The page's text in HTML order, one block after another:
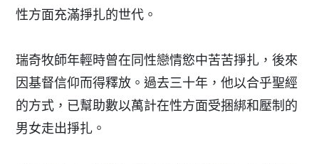
性方面充滿掙扎的世代。
瑞奇牧師年輕時曾在同性戀情慾中苦苦掙扎，後來
因基督信仰而得釋放。過去三十年，他以合乎聖經
的方式，已幫助數以萬計在性方面受捆綁和壓制的
男女走出掙扎。